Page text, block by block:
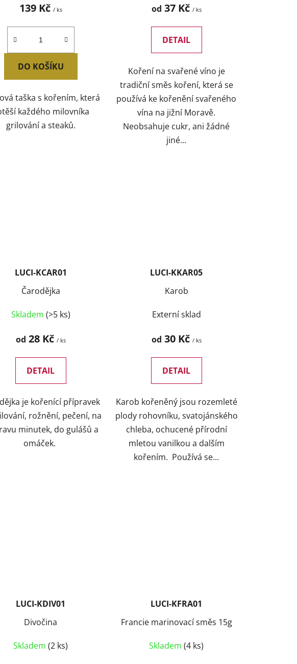
139 Kč / ks
DO KOŠÍKU
taška s kořením, která
každého milovníka
grilování a steaků.
od 37 Kč / ks
DETAIL
Koření na svařené víno je
tradiční směs koření, která se
používá ke kořenění svařeného
vína na jižní Moravě.
Neobsahuje cukr, ani žádné
jiné...
LUCI-KCAR01
Čarodějka
Skladem (>5 ks)
od 28 Kč / ks
DETAIL
je kořenící přípravek
rožnění, pečení, na
minutek, do gulášů a
omáček.
LUCI-KKAR05
Karob
Externí sklad
od 30 Kč / ks
DETAIL
Karob kořeněný jsou rozemleté
plody rohovníku, svatojánského
chleba, ochucené přírodní
mletou vanilkou a dalším
kořením. Používá se...
LUCI-KDIV01
Divočina
Skladem(2 ks)
LUCI-KFRA01
Francie marinovací směs 15g
Skladem(4 ks)